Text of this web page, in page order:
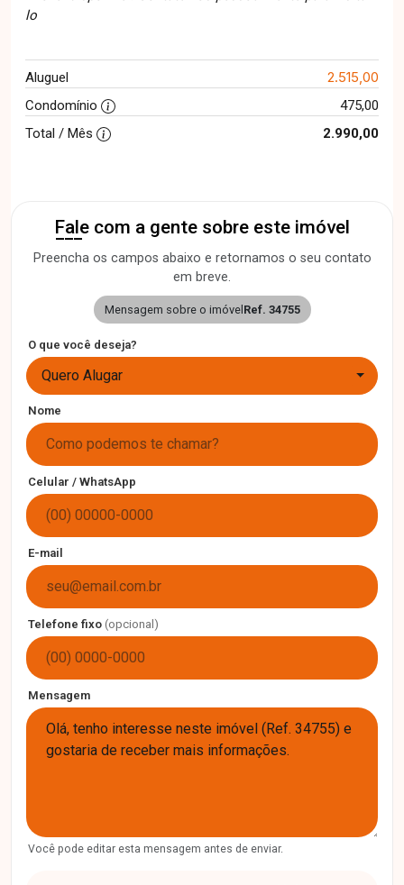
lo
Aluguel 2.515,00
Condomínio
475,00
Total / Mês
2.990,00
Fale com a gente sobre este imóvel
Preencha os campos abaixo e retornamos o seu contato
em breve.
Mensagem sobre o imóvelRef. 34755
O que você deseja?
Quero Alugar
Nome
Celular / WhatsApp
E-mail
Telefone fixo (opcional)
Mensagem
Você pode editar esta mensagem antes de enviar.